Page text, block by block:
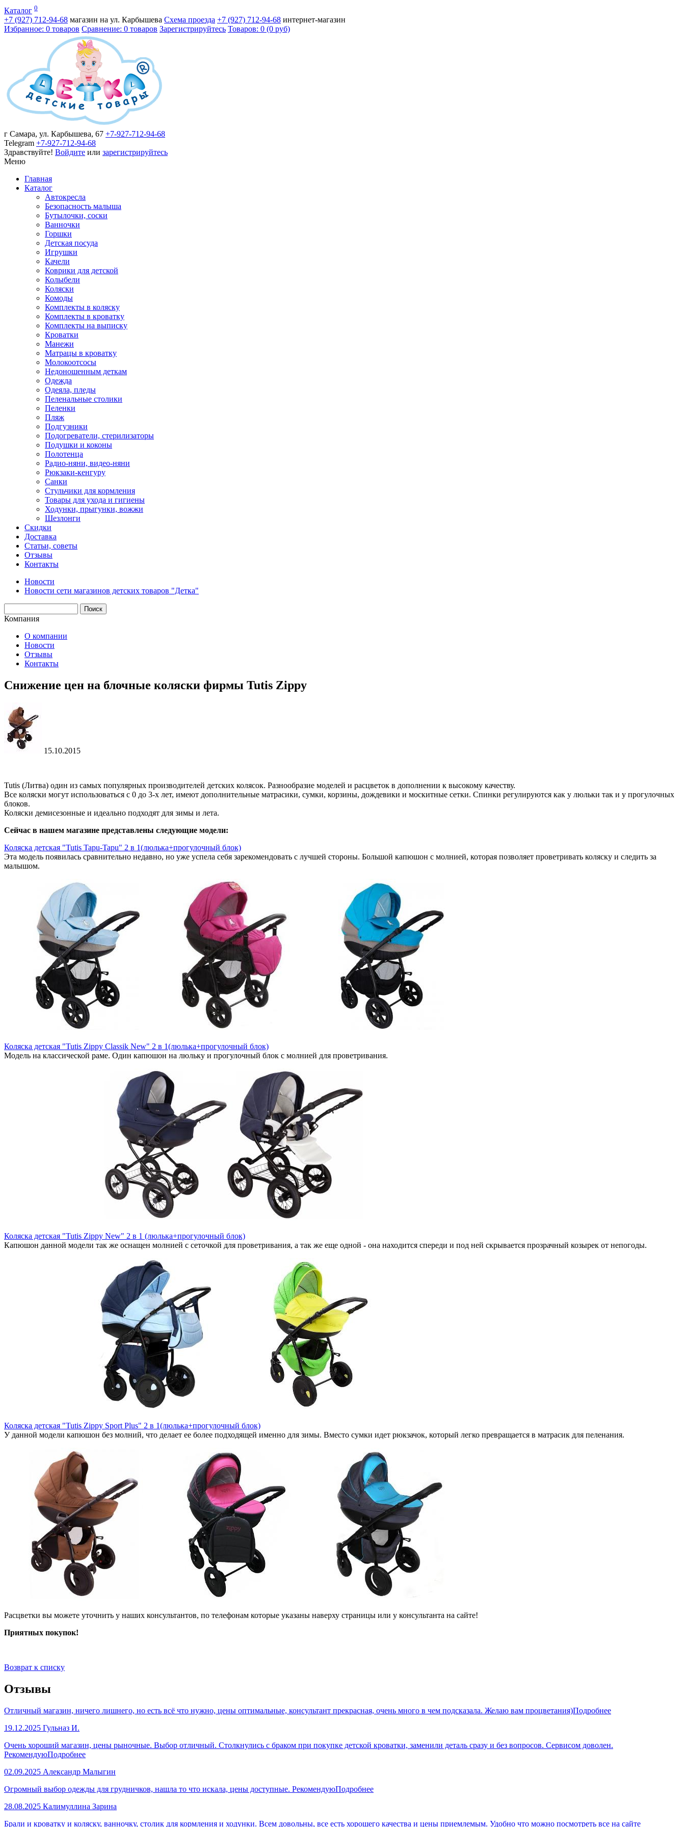
Каталог 0
+7 (927) 712-94-68 магазин на ул. Карбышева Схема проезда +7 (927) 712-94-68 интернет-магазин
Избранное: 0 товаров Сравнение: 0 товаров Зарегистрируйтесь Товаров: 0 (0 руб)
г Самара, ул. Карбышева, 67 +7-927-712-94-68
Telegram +7-927-712-94-68
Здравствуйте! Войдите или зарегистрируйтесь
Меню
Главная
Каталог
Автокресла
Безопасность малыша
Бутылочки, соски
Ванночки
Горшки
Детская посуда
Игрушки
Качели
Коврики для детской
Колыбели
Коляски
Комоды
Комплекты в коляску
Комплекты в кроватку
Комплекты на выписку
Кроватки
Манежи
Матрацы в кроватку
Молокоотсосы
Недоношенным деткам
Одежда
Одеяла, пледы
Пеленальные столики
Пеленки
Пляж
Подгузники
Подогреватели, стерилизаторы
Подушки и коконы
Полотенца
Радио-няни, видео-няни
Рюкзаки-кенгуру
Санки
Стульчики для кормления
Товары для ухода и гигиены
Ходунки, прыгунки, вожжи
Шезлонги
Скидки
Доставка
Статьи, советы
Отзывы
Контакты
Новости
Новости сети магазинов детских товаров "Детка"
Компания
О компании
Новости
Отзывы
Контакты
Снижение цен на блочные коляски фирмы Tutis Zippy
15.10.2015
Tutis (Литва) один из самых популярных производителей детских колясок. Разнообразие моделей и расцветок в дополнении к высокому качеству.
Все коляски могут использоваться с 0 до 3-х лет, имеют дополнительные матрасики, сумки, корзины, дождевики и москитные сетки. Спинки регулируются как у люльки так и у прогулочных
блоков.
Коляски демисезонные и идеально подходят для зимы и лета.
Сейчас в нашем магазине представлены следующие модели:
Коляска детская "Tutis Tapu-Tapu" 2 в 1(люлька+прогулочный блок)
Эта модель появилась сравнительно недавно, но уже успела себя зарекомендовать с лучшей стороны. Большой капюшон с молнией, которая позволяет проветривать коляску и следить за
малышом.
Коляска детская "Tutis Zippy Classik New" 2 в 1(люлька+прогулочный блок)
Модель на классической раме. Один капюшон на люльку и прогулочный блок с молнией для проветривания.
Коляска детская "Tutis Zippy New" 2 в 1 (люлька+прогулочный блок)
Капюшон данной модели так же оснащен молнией с сеточкой для проветривания, а так же еще одной - она находится спереди и под ней скрывается прозрачный козырек от непогоды.
Коляска детская "Tutis Zippy Sport Plus" 2 в 1(люлька+прогулочный блок)
У данной модели капюшон без молний, что делает ее более подходящей именно для зимы. Вместо сумки идет рюкзачок, который легко превращается в матрасик для пеленания.
Расцветки вы можете уточнить у наших консультантов, по телефонам которые указаны наверху страницы или у консультанта на сайте!
Приятных покупок!
Возврат к списку
Отзывы
Отличный магазин, ничего лишнего, но есть всё что нужно, цены оптимальные, консультант прекрасная, очень много в чем подсказала. Желаю вам процветания)Подробнее
19.12.2025 Гульназ И.
Очень хороший магазин, цены рыночные. Выбор отличный. Столкнулись с браком при покупке детской кроватки, заменили деталь сразу и без вопросов. Сервисом доволен.
РекомендуюПодробнее
02.09.2025 Александр Малыгин
Огромный выбор одежды для грудничков, нашла то что искала, цены доступные. РекомендуюПодробнее
28.08.2025 Калимуллина Зарина
Брали и кроватку и коляску, ванночку, столик для кормления и ходунки. Всем довольны, все есть хорошего качества и цены приемлемым. Удобно что можно посмотреть все на сайте